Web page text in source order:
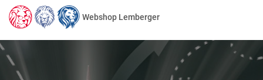
Webshop Lemberger